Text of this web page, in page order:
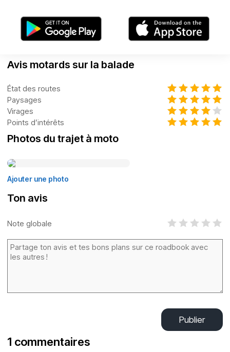
Avis motards sur la balade
État des routes
Paysages
Virages
Points d’intérêts
Photos du trajet à moto
Ajouter une photo
Ton avis
Note globale
Publier
1 commentaires